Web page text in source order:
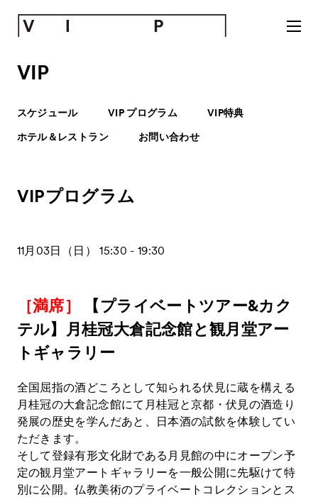
News お知らせ
Exhibitors 出展ギャラリー一覧
VIP
VIP プログラム
スケジュール
VIP特典
ホテル＆レストラン
お問い合わせ
VIPプログラム
11月03日（日） 15:30 - 19:30
［満席］
【プライベートツアー&カク
テル】月桂冠大倉記念館と観月堂アー
トギャラリー
全国屈指の酒どころとして知られる伏見に蔵を構える
月桂冠の大倉記念館にて月桂冠と京都・伏見の酒造り
発展の歴史を学んだあと、日本酒の試飲を体験してい
ただきます。
そして登録有形文化財である月見館の中にオープン予
定の観月堂アートギャラリーを一般公開に先駆けて特
別に公開。仏教美術のプライベートコレクションとス